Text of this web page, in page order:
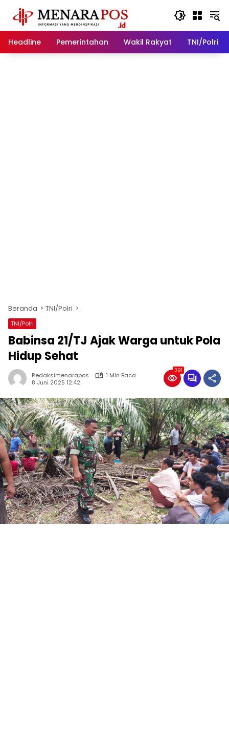
konten
Headline
Pemerintahan Wakil Rakyat TNI/Polri
Beranda TNI/Polri
TNI/Polri
Babinsa 21/TJ Ajak Warga untuk Pola
Hidup Sehat
Redaksimenarapos
1 Min Baca
8 Juni 2025 12:42
391